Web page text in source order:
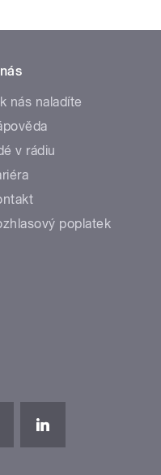
nás naladíte
v rádiu
poplatek